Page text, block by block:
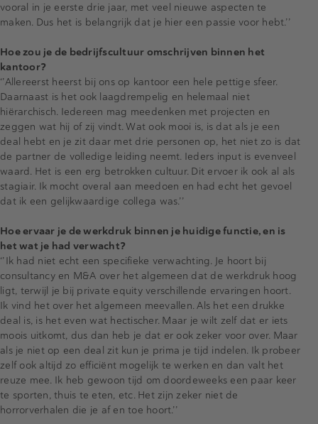
vooral in je eerste drie jaar, met veel nieuwe aspecten te
maken. Dus het is belangrijk dat je hier een passie voor hebt.’’
Hoe zou je de bedrijfscultuur omschrijven binnen het
kantoor?
‘’Allereerst heerst bij ons op kantoor een hele pettige sfeer.
Daarnaast is het ook laagdrempelig en helemaal niet
hiërarchisch. Iedereen mag meedenken met projecten en
zeggen wat hij of zij vindt. Wat ook mooi is, is dat als je een
deal hebt en je zit daar met drie personen op, het niet zo is dat
de partner de volledige leiding neemt. Ieders input is evenveel
waard. Het is een erg betrokken cultuur. Dit ervoer ik ook al als
stagiair. Ik mocht overal aan meedoen en had echt het gevoel
dat ik een gelijkwaardige collega was.’’
Hoe ervaar je de werkdruk binnen je huidige functie, en is
het wat je had verwacht?
‘’Ik had niet echt een specifieke verwachting. Je hoort bij
consultancy en M&A over het algemeen dat de werkdruk hoog
ligt, terwijl je bij private equity verschillende ervaringen hoort.
Ik vind het over het algemeen meevallen. Als het een drukke
deal is, is het even wat hectischer. Maar je wilt zelf dat er iets
moois uitkomt, dus dan heb je dat er ook zeker voor over. Maar
als je niet op een deal zit kun je prima je tijd indelen. Ik probeer
zelf ook altijd zo efficiënt mogelijk te werken en dan valt het
reuze mee. Ik heb gewoon tijd om doordeweeks een paar keer
te sporten, thuis te eten, etc. Het zijn zeker niet de
horrorverhalen die je af en toe hoort.’’